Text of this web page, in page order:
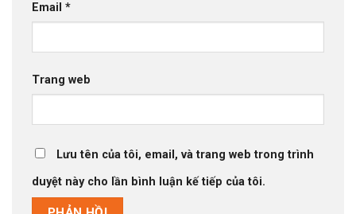
Email *
Trang web
Lưu tên của tôi, email, và trang web trong trình
duyệt này cho lần bình luận kế tiếp của tôi.